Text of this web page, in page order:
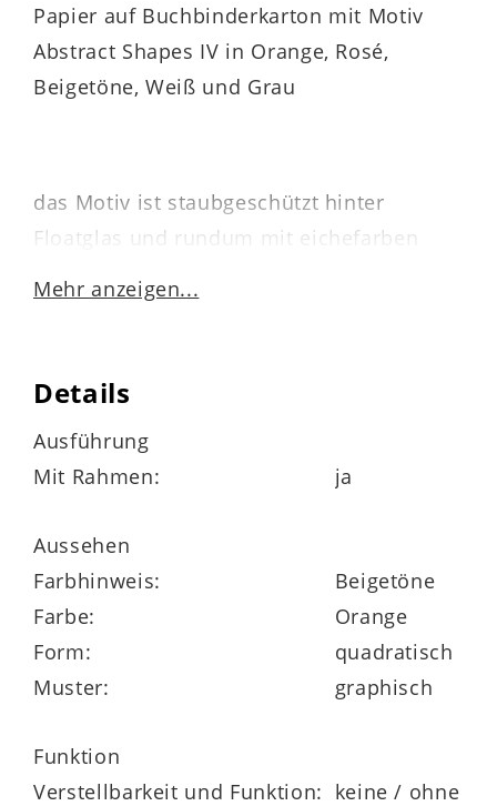
Papier auf Buchbinderkarton mit Motiv
Abstract Shapes IV in Orange, Rosé,
Beigetöne, Weiß und Grau
das Motiv ist staubgeschützt hinter
Floatglas und rundum mit eichefarben
Kunstdruck-Serie, klimaschonend in
Mehr anzeigen...
Details
Ausführung
Mit Rahmen:
ja
Aussehen
Farbhinweis:
Beigetöne
Farbe:
Orange
Form:
quadratisch
Muster:
graphisch
Funktion
Verstellbarkeit und Funktion: keine / ohne